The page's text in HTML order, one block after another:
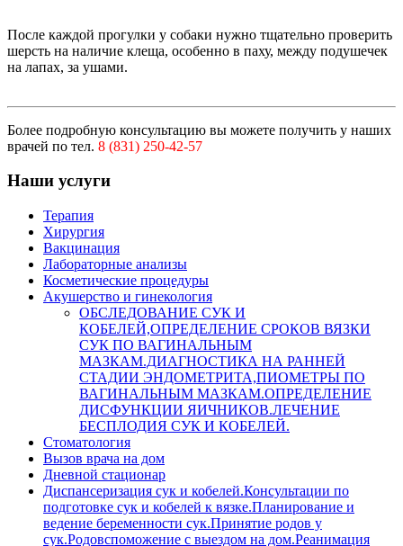
После каждой прогулки у собаки нужно тщательно проверить
шерсть на наличие клеща, особенно в паху, между подушечек
на лапах, за ушами.
Более подробную консультацию вы можете получить у наших
врачей по тел. 8 (831) 250-42-57
Наши услуги
Терапия
Хирургия
Вакцинация
Лабораторные анализы
Косметические процедуры
Акушерство и гинекология
ОБСЛЕДОВАНИЕ СУК И
КОБЕЛЕЙ,ОПРЕДЕЛЕНИЕ СРОКОВ ВЯЗКИ
СУК ПО ВАГИНАЛЬНЫМ
МАЗКАМ.ДИАГНОСТИКА НА РАННЕЙ
СТАДИИ ЭНДОМЕТРИТА,ПИОМЕТРЫ ПО
ВАГИНАЛЬНЫМ МАЗКАМ.ОПРЕДЕЛЕНИЕ
ДИСФУНКЦИИ ЯИЧНИКОВ.ЛЕЧЕНИЕ
БЕСПЛОДИЯ СУК И КОБЕЛЕЙ.
Стоматология
Вызов врача на дом
Дневной стационар
Диспансеризация сук и кобелей.Консультации по
подготовке сук и кобелей к вязке.Планирование и
ведение беременности сук.Принятие родов у
сук.Родовспоможение с выездом на дом.Реанимация